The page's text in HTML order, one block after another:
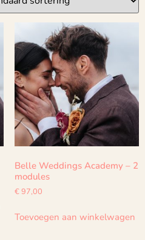
Belle Weddings Academy – 2
modules
€97,00
Toevoegen aan winkelwagen